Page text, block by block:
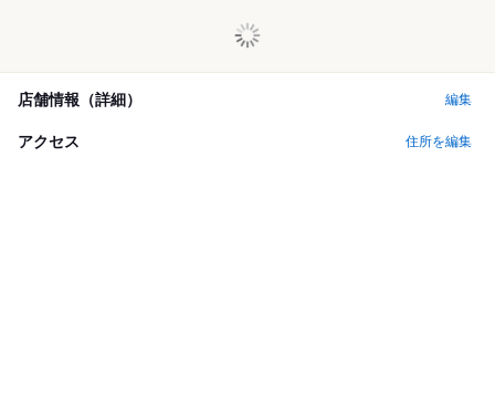
店舗情報（詳細） 編集
アクセス 住所を編集